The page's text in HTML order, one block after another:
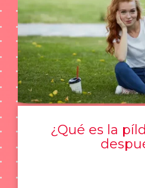
¿Qué es la